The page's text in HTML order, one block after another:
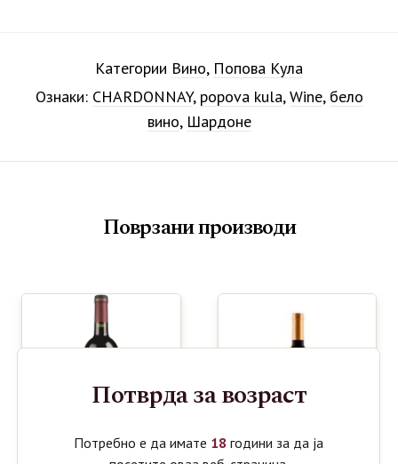
Категории Вино, Попова Кула
Ознаки: CHARDONNAY, popova kula,Wine, бело
вино, Шардоне
Поврзани производи
Потврда за возраст
Потребно е да имате 18 години за да ја